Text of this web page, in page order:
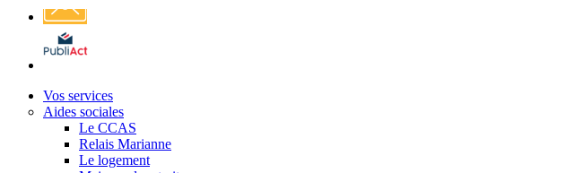
Affichage
légal
Vos services
Aides sociales
Le CCAS
Relais Marianne
Le logement